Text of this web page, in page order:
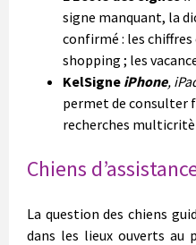
signe manquant, la
confirmé : les
shopping ; les
KelSigne iPhone,
permet de consulter
recherches
Chiens
La question des chiens
dans les lieux ouverts au